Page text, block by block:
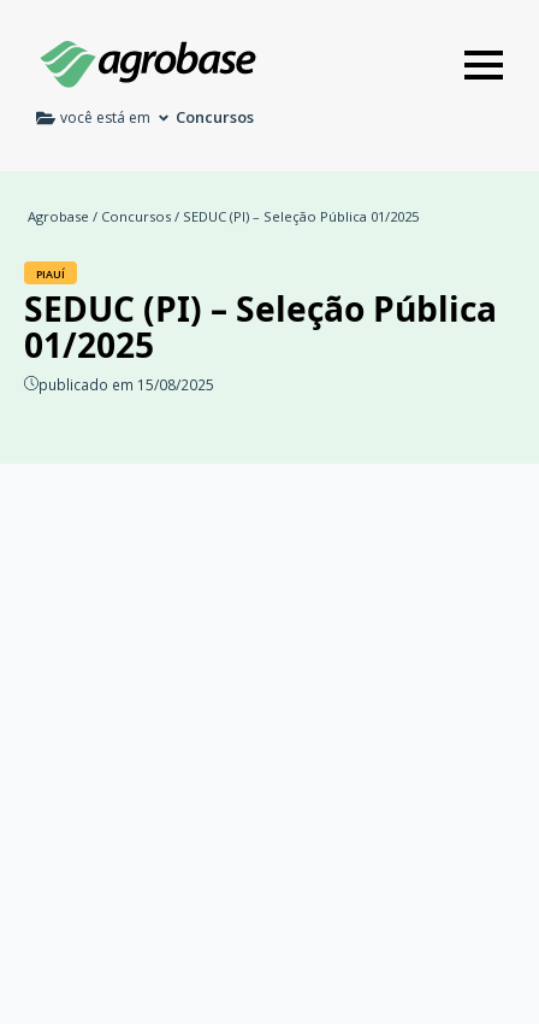
você está em Concursos
Agrobase / Concursos / SEDUC (PI) – Seleção Pública 01/2025
PIAUÍ
SEDUC (PI) – Seleção Pública
01/2025
publicado em 15/08/2025